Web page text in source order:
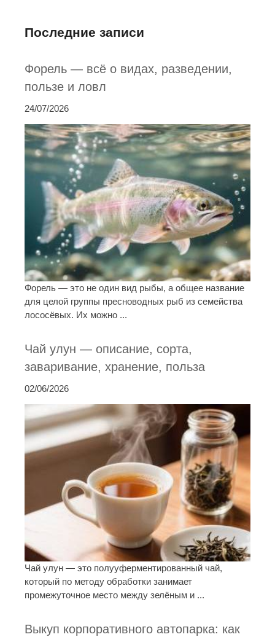
Последние записи
Форель — всё о видах, разведении,
пользе и ловл
24/07/2026
Форель — это не один вид рыбы, а общее название
для целой группы пресноводных рыб из семейства
лососёвых. Их можно ...
Чай улун — описание, сорта,
заваривание, хранение, польза
02/06/2026
Чай улун — это полууферментированный чай,
который по методу обработки занимает
промежуточное место между зелёным и ...
Выкуп корпоративного автопарка: как